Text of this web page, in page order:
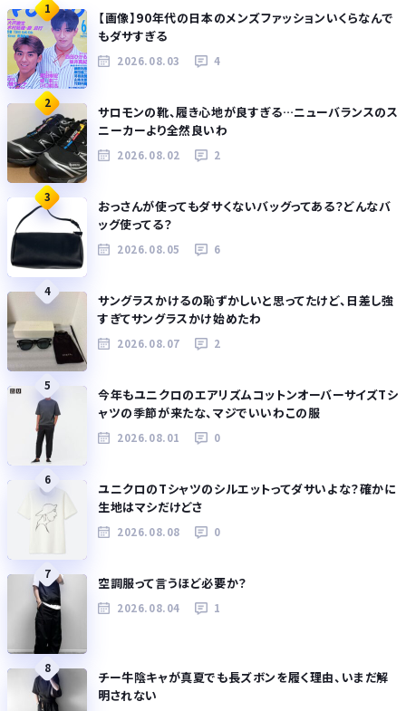
1
【画像】90年代の日本のメンズファッションいくらなんで
もダサすぎる
2026.08.03 4
2
サロモンの靴、履き心地が良すぎる…ニューバランスのス
ニーカーより全然良いわ
2026.08.02 2
3
おっさんが使ってもダサくないバッグってある？どんなバ
ッグ使ってる？
2026.08.05 6
4
サングラスかけるの恥ずかしいと思ってたけど、日差し強
すぎてサングラスかけ始めたわ
2026.08.07 2
5
今年もユニクロのエアリズムコットンオーバーサイズTシ
ャツの季節が来たな、マジでいいわこの服
2026.08.01 0
6
ユニクロのTシャツのシルエットってダサいよな？確かに
生地はマシだけどさ
2026.08.08 0
7
空調服って言うほど必要か？
2026.08.04 1
8
チー牛陰キャが真夏でも長ズボンを履く理由、いまだ解
明されない